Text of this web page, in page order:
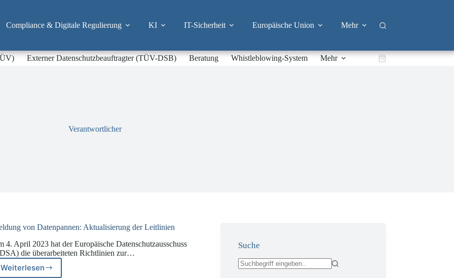
Compliance & Digitale Regulierung KI IT-Sicherheit Europäische Union Mehr
Externer Datenschutzbeauftragter (TÜV-DSB) Beratung Whistleblowing-System Mehr Warenkorb
Verantwortlicher
von Datenpannen: Aktualisierung der Leitlinien
4. April 2023 hat der Europäische Datenschutzausschuss
die überarbeiteten Richtlinien zur…
Weiterlesen
Meldung
Suche